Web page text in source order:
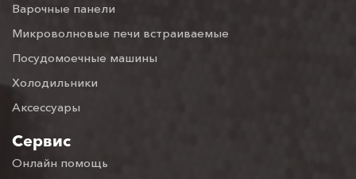
Варочные панели
Микроволновые печи встраиваемые
Посудомоечные машины
Холодильники
Аксессуары
Сервис
Онлайн помощь